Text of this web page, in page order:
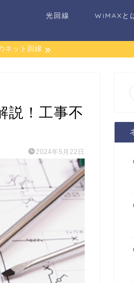
光回線 WiMAXと
ネット回線
説！工事不
2024年5月22日